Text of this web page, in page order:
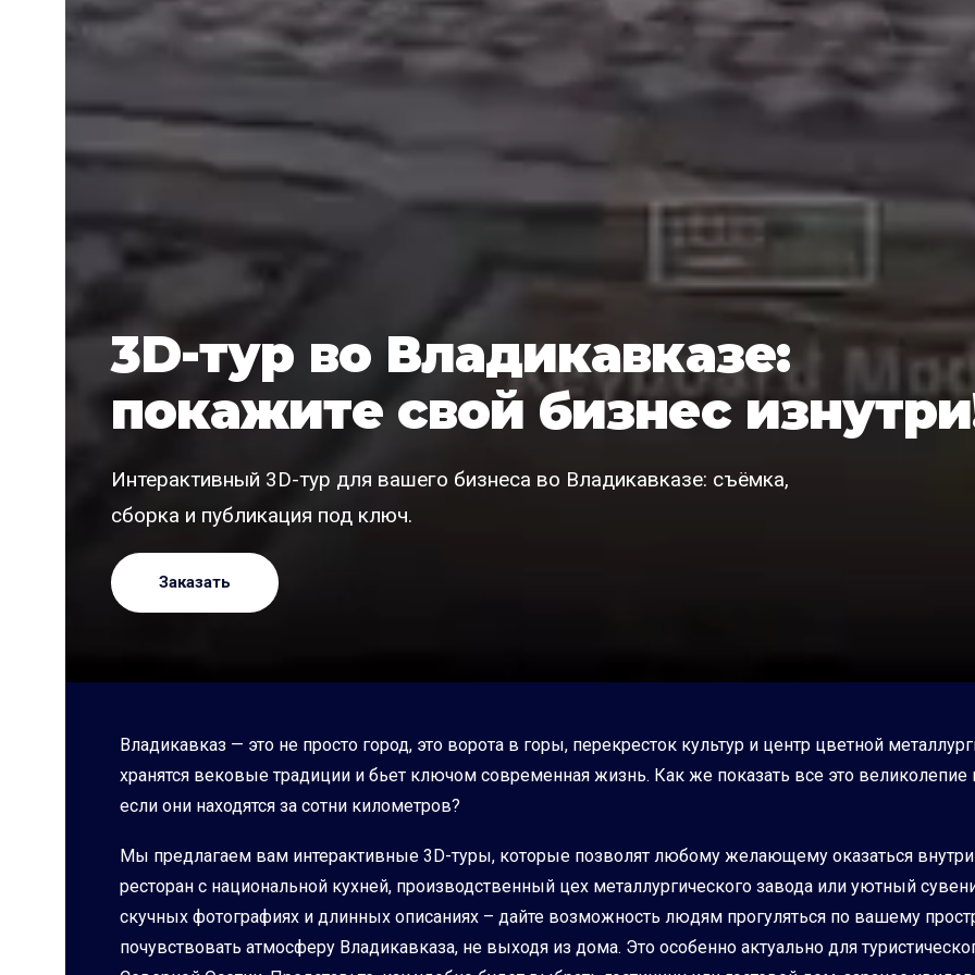
3D-тур во Владикавказе:
покажите свой бизнес
Интерактивный 3D-тур для вашего бизнеса во Владикавказе: съёмка,
сборка и публикация под ключ.
Заказать
Владикавказ — это не просто город, это ворота в горы, перекресток культур и центр цветной
хранятся вековые традиции и бьет ключом современная жизнь. Как же показать все это
если они находятся за сотни километров?
Мы предлагаем вам интерактивные 3D-туры, которые позволят любому желающему оказаться внутри
ресторан с национальной кухней, производственный цех металлургического завода или уютный
скучных фотографиях и длинных описаниях – дайте возможность людям прогуляться по вашему
почувствовать атмосферу Владикавказа, не выходя из дома. Это особенно актуально для